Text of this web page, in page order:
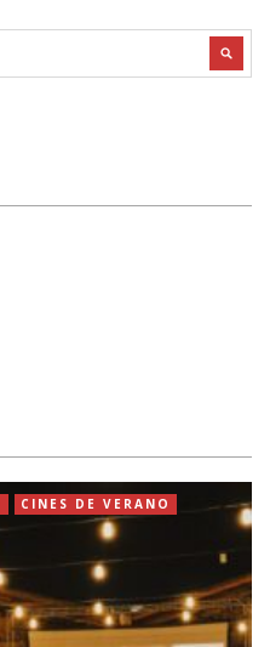
CINES DE VERANO